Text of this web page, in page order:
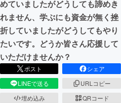
まちづくり・地域活性化
CAMPFIRE for Social Good
CAMPFIREふるさと納税
めていましたがどうしても諦めき
れません、学ぶにも資金が無く挫
折していましたがどうしてもやり
たいです。どうか皆さん応援して
いただけませんか？
ポスト
シェア
LINEで送る
URLコピー
埋め込み
QRコード